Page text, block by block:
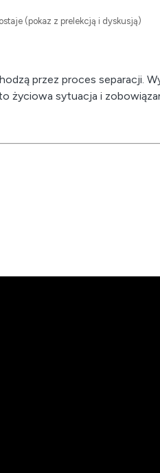
(pokaz z prelekcją i dyskusją)
przez proces separacji.
życiowa sytuacja i